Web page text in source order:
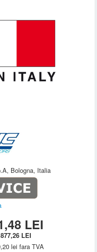
Bologna, Italia
LEI
LEI
lei fara TVA